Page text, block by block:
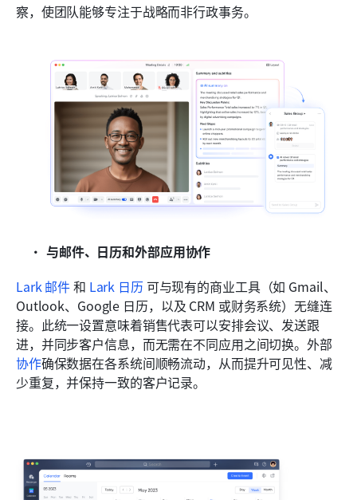
察，使团队能够专注于战略而非行政事务。
与邮件、日历和外部应用协作
Lark 邮件 和 Lark 日历 可与现有的商业工具（如 Gmail、
Outlook、Google 日历，以及 CRM 或财务系统）无缝连
接。此统一设置意味着销售代表可以安排会议、发送跟
进，并同步客户信息，而无需在不同应用之间切换。外部
协作确保数据在各系统间顺畅流动，从而提升可见性、减
少重复，并保持一致的客户记录。